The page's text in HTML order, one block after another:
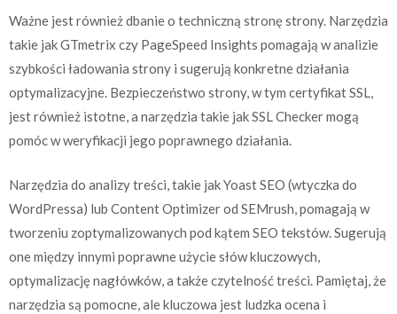
Ważne jest również dbanie o techniczną stronę strony. Narzędzia
takie jak GTmetrix czy PageSpeed Insights pomagają w analizie
szybkości ładowania strony i sugerują konkretne działania
optymalizacyjne. Bezpieczeństwo strony, w tym certyfikat SSL,
jest również istotne, a narzędzia takie jak SSL Checker mogą
pomóc w weryfikacji jego poprawnego działania.
Narzędzia do analizy treści, takie jak Yoast SEO (wtyczka do
WordPressa) lub Content Optimizer od SEMrush, pomagają w
tworzeniu zoptymalizowanych pod kątem SEO tekstów. Sugerują
one między innymi poprawne użycie słów kluczowych,
optymalizację nagłówków, a także czytelność treści. Pamiętaj, że
narzędzia są pomocne, ale kluczowa jest ludzka ocena i